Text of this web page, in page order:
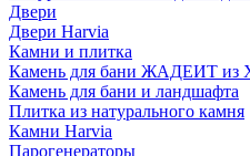
Двери
Двери Harvia
Камни и плитка
Камень для бани ЖАДЕИТ из
Камень для бани и ландшафта
Плитка из натурального камня
Камни Harvia
Парогенераторы